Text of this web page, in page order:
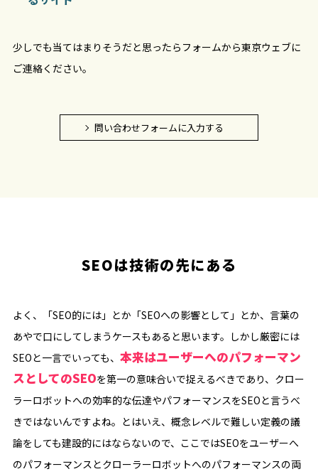
少しでも当てはまりそうだと思ったらフォームから東京ウェブに
ご連絡ください。
問い合わせフォームに入力する
SEOは技術の先にある
よく、「SEO的には」とか「SEOへの影響として」とか、言葉の
あやで口にしてしまうケースもあると思います。しかし厳密には
SEOと一言でいっても、 本来はユーザーへのパフォーマン
スとしてのSEOを第一の意味合いで捉えるべきであり、クロー
ラーロボットへの効率的な伝達やパフォーマンスをSEOと言うべ
きではないんですよね。とはいえ、概念レベルで難しい定義の議
論をしても建設的にはならないので、ここではSEOをユーザーへ
のパフォーマンスとクローラーロボットへのパフォーマンスの両